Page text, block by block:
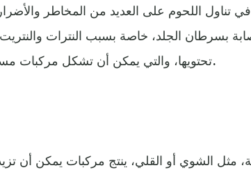
تناول اللحوم على العديد من المخاطر
بسرطان الجلد، خاصة بسبب النترات
تحتويها، والتي يمكن أن تشكل مركبات مسرطنة.
مثل الشوي أو القلي، ينتج مركبات يمكن أن